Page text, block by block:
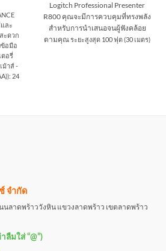
ละ
ะดวก
ข้อมือ
ตอรี่
เม้าส์ -
24
Logitch Professional Presenter
R800 คุณจะมีการควบคุมที่ทรงพลัง
สำหรับการนำเสนอจนผู้ฟังคล้อย
ตามคุณระยะสูงสุด 100 ฟุต (30 เมตร)
จำกัด
นลาดพร้าววังหิน แขวงลาดพร้าว เขตลาดพร้าว
ลืมใส่ “@”)